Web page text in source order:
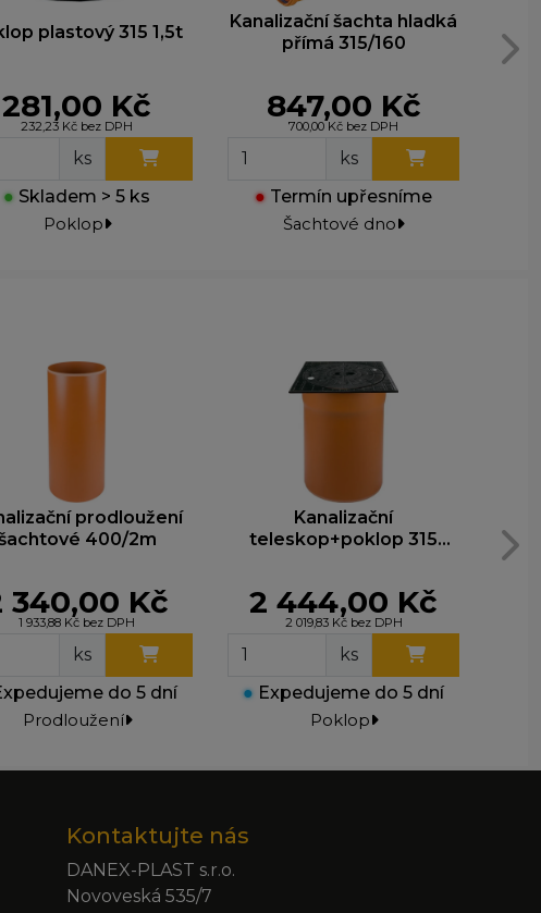
plastový 315 1,5t
281,00 Kč
232,23 Kč bez DPH
ks
● Skladem > 5 ks
Poklop
Kanalizační šachta hladká
přímá 315/160
847,00 Kč
700,00 Kč bez DPH
ks
● Termín upřesníme
Šachtové dno
prodloužení
400/2m
340,00 Kč
1 933,88 Kč bez DPH
ks
do 5 dní
Prodloužení
Kanalizační
teleskop+poklop 315
2 444,00 Kč
2 019,83 Kč bez DPH
ks
● Expedujeme do 5 dní
Poklop
Kontaktujte nás
DANEX-PLAST s.r.o.
Novoveská 535/7